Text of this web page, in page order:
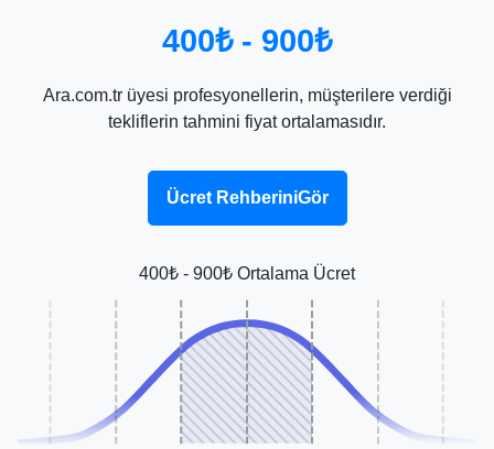
400₺ - 900₺
Ara.com.tr üyesi profesyonellerin, müşterilere verdiği
tekliflerin tahmini fiyat ortalamasıdır.
Ücret RehberiniGör
400₺ - 900₺ Ortalama Ücret